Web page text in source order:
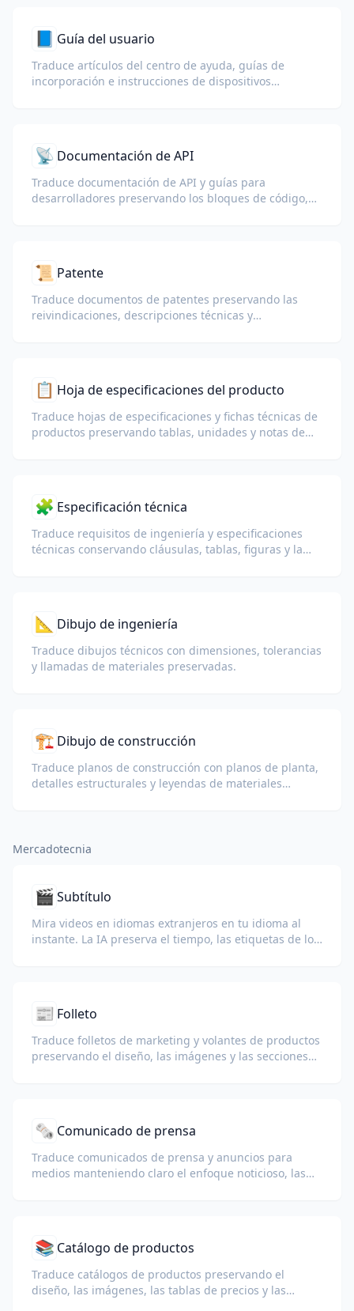
📘 Guía del usuario
Traduce artículos del centro de ayuda, guías de
incorporación e instrucciones de dispositivos
📡 Documentación de API
Traduce documentación de API y guías para
desarrolladores preservando los bloques de código,
📜 Patente
Traduce documentos de patentes preservando las
reivindicaciones, descripciones técnicas y
📋 Hoja de especificaciones del producto
Traduce hojas de especificaciones y fichas técnicas de
productos preservando tablas, unidades y notas de
🧩 Especificación técnica
Traduce requisitos de ingeniería y especificaciones
técnicas conservando cláusulas, tablas, figuras y la
📐 Dibujo de ingeniería
Traduce dibujos técnicos con dimensiones, tolerancias
y llamadas de materiales preservadas.
🏗️ Dibujo de construcción
Traduce planos de construcción con planos de planta,
detalles estructurales y leyendas de materiales
Mercadotecnia
🎬 Subtítulo
Mira videos en idiomas extranjeros en tu idioma al
instante. La IA preserva el tiempo, las etiquetas de los
📰 Folleto
Traduce folletos de marketing y volantes de productos
preservando el diseño, las imágenes y las secciones
🗞️ Comunicado de prensa
Traduce comunicados de prensa y anuncios para
medios manteniendo claro el enfoque noticioso, las
📚 Catálogo de productos
Traduce catálogos de productos preservando el
diseño, las imágenes, las tablas de precios y las